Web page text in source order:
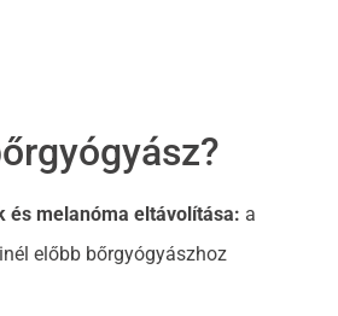
és melanóma eltávolítása: a
előbb bőrgyógyászhoz